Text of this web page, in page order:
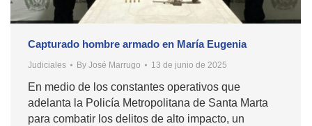
Capturado hombre armado en María Eugenia
Judiciales By José Marrugo 13 de junio de 2025
En medio de los constantes operativos que
adelanta la Policía Metropolitana de Santa Marta
para combatir los delitos de alto impacto, un